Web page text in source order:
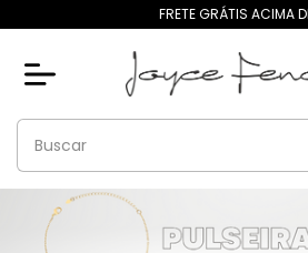
FRETE GRÁTIS ACIMA